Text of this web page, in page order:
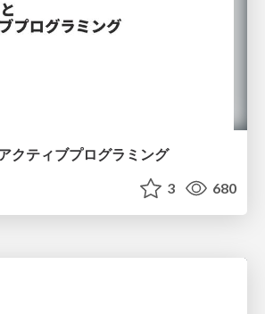
クティブプログラミング
3 680